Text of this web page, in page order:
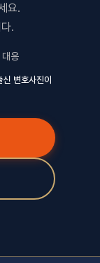
요.
.
응
변호사진이